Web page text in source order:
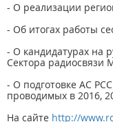
- О реализации
- Об итогах работы
- О кандидатурах на
Сектора радиосвязи
- О подготовке АС
проводимых в 2016,
На сайте http://